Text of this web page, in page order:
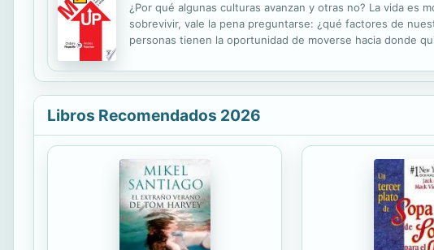
¿Por qué algunas culturas avanzan y otras no? La vida es
sobrevivir, vale la pena preguntarse: ¿qué factores de
personas tienen la oportunidad de moverse hacia donde
Libros Recomendados 2026